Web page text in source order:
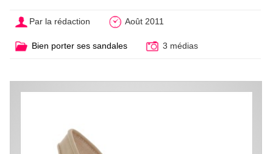
Par la rédaction Août 2011
Bien porter ses sandales 3 médias